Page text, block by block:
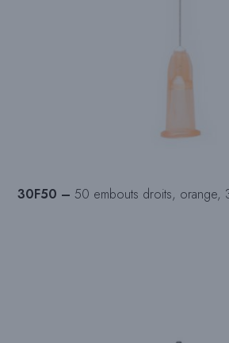
30F50 – 50 embouts droits, orange,